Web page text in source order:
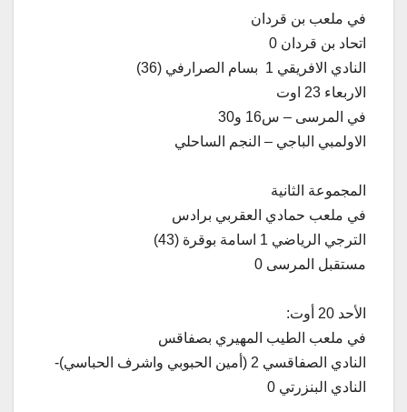
في ملعب بن قردان
اتحاد بن قردان 0
النادي الافريقي 1 بسام الصرارفي (36)
الاربعاء 23 اوت
في المرسى – س16 و30
الاولمبي الباجي – النجم الساحلي
المجموعة الثانية
في ملعب حمادي العقربي برادس
الترجي الرياضي 1 اسامة بوقرة (43)
مستقبل المرسى 0
الأحد 20 أوت:
في ملعب الطيب المهيري بصفاقس
النادي الصفاقسي 2 (أمين الحبوبي واشرف الحباسي)-
النادي البنزرتي 0